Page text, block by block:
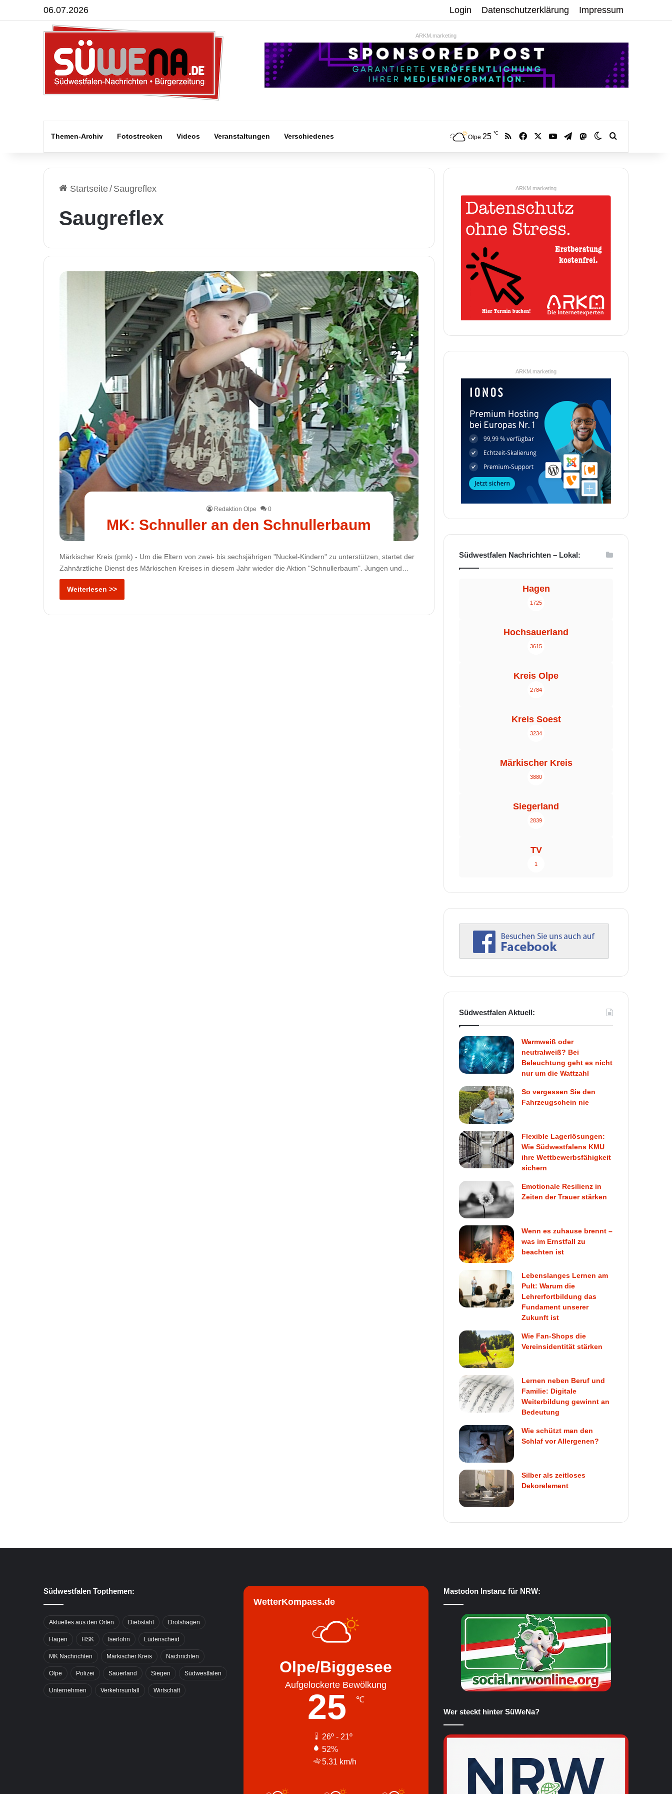
06.07.2026 Login Datenschutzerklärung Impressum
ARKM.marketing
Themen-Archiv Fotostrecken Videos Veranstaltungen Verschiedenes Olpe 25 ℃ RSS Facebook YouTubeTelegramMastodonSkin umschalten
Startseite/ Saugreflex
Saugreflex
Redaktion Olpe 0
MK: Schnuller an den Schnullerbaum
Märkischer Kreis (pmk) - Um die Eltern von zwei- bis sechsjährigen "Nuckel-Kindern" zu unterstützen, startet der
Zahnärztliche Dienst des Märkischen Kreises in diesem Jahr wieder die Aktion "Schnullerbaum". Jungen und…
Weiterlesen >>
ARKM.marketing
ARKM.marketing
Südwestfalen Nachrichten – Lokal:
Hagen
1725
Hochsauerland
3615
Kreis Olpe
2784
Kreis Soest
3234
Märkischer Kreis
3880
Siegerland
2839
TV
1
Südwestfalen Aktuell:
Warmweiß oder
neutralweiß? Bei
Beleuchtung geht es nicht
nur um die Wattzahl
So vergessen Sie den
Fahrzeugschein nie
Flexible Lagerlösungen:
Wie Südwestfalens KMU
ihre Wettbewerbsfähigkeit
sichern
Emotionale Resilienz in
Zeiten der Trauer stärken
Wenn es zuhause brennt –
was im Ernstfall zu
beachten ist
Lebenslanges Lernen am
Pult: Warum die
Lehrerfortbildung das
Fundament unserer
Zukunft ist
Wie Fan-Shops die
Vereinsidentität stärken
Lernen neben Beruf und
Familie: Digitale
Weiterbildung gewinnt an
Bedeutung
Wie schützt man den
Schlaf vor Allergenen?
Silber als zeitloses
Dekorelement
Südwestfalen Topthemen:
Aktuelles aus den Orten Diebstahl Drolshagen
Hagen HSK Iserlohn Lüdenscheid
MK Nachrichten Märkischer Kreis Nachrichten
Olpe Polizei Sauerland Siegen Südwestfalen
Unternehmen Verkehrsunfall Wirtschaft
WetterKompass.de
Olpe/Biggesee
Aufgelockerte Bewölkung
25 ℃
26º - 21º
52%
5.31 km/h
Mastodon Instanz für NRW:
Wer steckt hinter SüWeNa?